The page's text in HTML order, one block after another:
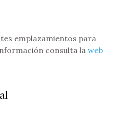
emplazamientos para
consulta la web